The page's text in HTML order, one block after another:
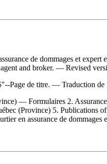
de dommages et expert
and broker. — Revised
Page de titre. — Traduction de
— Formulaires 2.
(Province) 5. Publications
en assurance de dommages